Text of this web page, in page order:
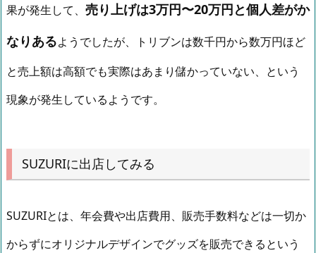
果が発生して、 売り上げは3万円〜20万円と個人差がか
なりあるようでしたが、トリブンは数千円から数万円ほど
と売上額は高額でも実際はあまり儲かっていない、という
現象が発生しているようです。
SUZURIに出店してみる
SUZURIとは、年会費や出店費用、販売手数料などは一切か
からずにオリジナルデザインでグッズを販売できるという